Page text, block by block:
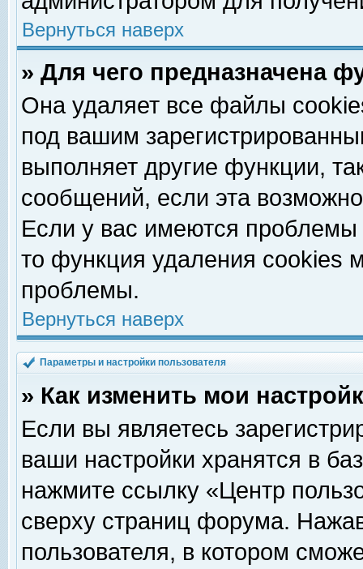
Вернуться наверх
» Для чего предназначена
Она удаляет все файлы
под вашим
выполняет другие функции,
сообщений, если эта
Если у вас имеются
то функция удаления cookies
проблемы.
Вернуться наверх
Параметры и настройки пользователя
» Как изменить мои
Если вы являетесь
ваши настройки хранятся в
нажмите ссылку «Центр
сверху страниц форума.
пользователя, в котором